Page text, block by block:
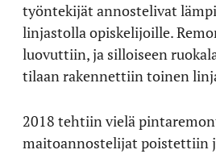
työntekijät annostelivat
linjastolla opiskelijoille.
luovuttiin, ja silloiseen
tilaan rakennettiin toinen
2018 tehtiin vielä
maitoannostelijat poistettiin